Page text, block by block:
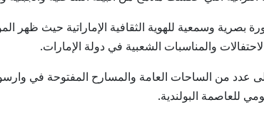
وسمعية للهوية الثقافية الإماراتية حيث ظهر
والمناسبات الشعبية في دولة الإمارات.
من الساحات العامة والمسارح المفتوحة في وارسو
للعاصمة البولندية.